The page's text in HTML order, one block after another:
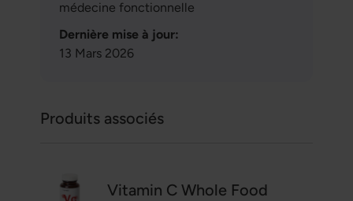
médecine fonctionnelle
Dernière mise à jour:
13 Mars 2026
Produits associés
Vitamin C Whole Food